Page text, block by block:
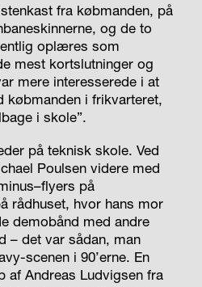
fra købmanden, på
og de to
oplæres som
mest kortslutninger og
mere interesserede i at
købmanden i frikvarteret,
i skole”.
på teknisk skole. Ved
Poulsen videre med
–flyers på
rådhuset, hvor hans mor
demobånd med andre
– det var sådan, man
scenen i 90’erne. En
af Andreas Ludvigsen fra